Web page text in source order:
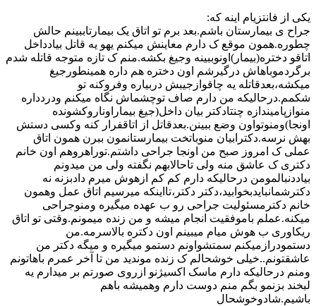
یکی از فانتزیام اینه که:
جراح ی بیمارستان باشم.بعد برم تو اتاق یک بیمارتاببینم حالش
چطوره.همون موقع ک دارم معاینش میکنم یهو یه قاتل بیادداخل
اتاقو دختره(بیمار)اونوببینه وجیغ بکشه.منم ک تازه متوجه قاتله شدم
برگردموباهاش درگیرشم اون دختره هم داره همینطورجیغ
میکشه،بعدقاتله یه چاقوازجیبش دربیاره وفروکنه تو
شکمم.درحالیکه من دارم صاف توچشماش نگاه میکنم ودردداره
منوازپامیندازه چنتادکتر بیان داخل(جیغ بیماراوناروکشونده
اونجا)ومنوتواون وضع ببینن.بعدقاتل از اتاقفرار کنه وکسی دستش
بهش نرسه.دکترابیان منوباتخت بیمارستانمون ببرن همون اتاق
عملی ک امروز صبح من اونجا جراحی داشتم.توراهروهم اون خانم
دکتری ک عاشق منه ولی تاحالابهم نگفته ولی من میدونم
بیاددنبالمومن درحالیکه دارم کم کم ازهوش میرم دادبزنه نه
دکترشمانبایدبخوابید،دکتر دکتر،تااینکه میرسیم اتاق عمل وهمون
خانم دکترمسئولیت جراحی رو ب عهده میگیره ومنوجراحی
میکنه.عملم باموفقیت انجام میشه و من زنده میمونم.وقتی تو اتاق
ریکاوری ب هوش میام میبینم اون دکتره بالاسرمه.من
دستمودرازمیکنم سمتشواونم دستمو میگیره و میگه دکتر من
عاشقتونم..خیلی خوشحالم ک زنده موندید من تا آخر عمرم باهاتونم
ومنم درحالیکه دارم ماسک اکسیژنو ازروی صورتم بر میدارم یه
لبخند بزنمو بگم منم دوست دارم وهمیشه باهم
باشیم.شادوخوشحال